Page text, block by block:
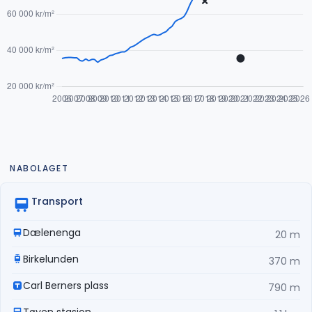
NABOLAGET
Transport
Dælenenga
20 m
Birkelunden
370 m
Carl Berners plass
790 m